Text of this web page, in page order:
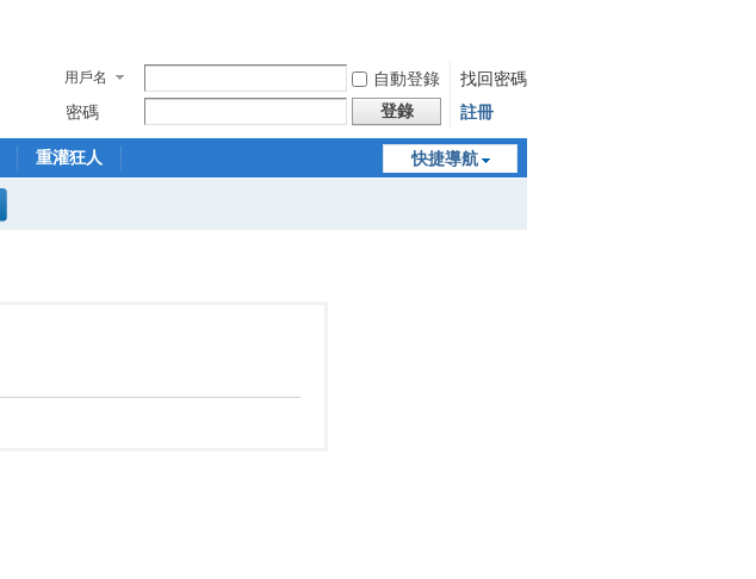
用戶名 自動登錄
找回密碼
密碼
登錄 註冊
快捷導航
重灌狂人